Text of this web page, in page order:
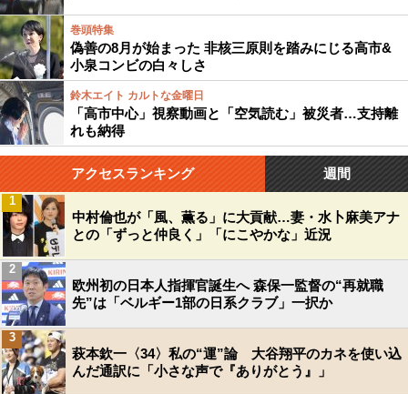
巻頭特集
偽善の8月が始まった 非核三原則を踏みにじる高市&
小泉コンビの白々しさ
鈴木エイト カルトな金曜日
「高市中心」視察動画と「空気読む」被災者…支持離
れも納得
アクセスランキング 週間
中村倫也が「風、薫る」に大貢献…妻・水卜麻美アナ
との「ずっと仲良く」「にこやかな」近況
1
欧州初の日本人指揮官誕生へ 森保一監督の“再就職
先”は「ベルギー1部の日系クラブ」一択か
2
萩本欽一〈34〉私の“運”論 大谷翔平のカネを使い込
んだ通訳に「小さな声で『ありがとう』」
3